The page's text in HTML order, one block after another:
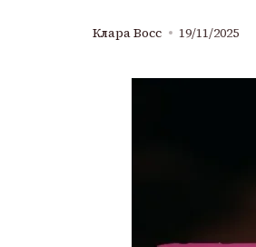
Клара Восс 19/11/2025